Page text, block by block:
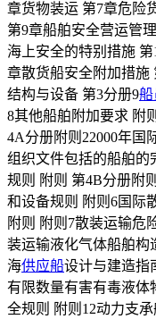
章货物装运 第7章危险
第9章船舶安全营运管
海上安全的特别措施
章散货船安全附加措施
结构与设备 第3分册9船
8其他船舶附加要求 附
4A分册附则22000年国
组织文件包括的船舶的
规则 附则 第4B分册附
和设备规则 附则6国际
附则 附则7散装运输危
装运输液化气体船舶构
海供应船设计与建造指
有限数量有害有毒液体
全规则 附则12动力支承